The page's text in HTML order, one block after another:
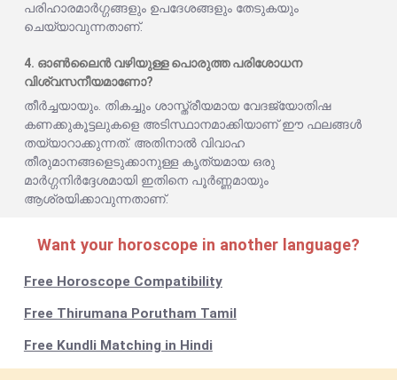
പരിഹാരമാർഗ്ഗങ്ങളും ഉപദേശങ്ങളും തേടുകയും
ചെയ്യാവുന്നതാണ്.
4. ഓൺലൈൻ വഴിയുള്ള പൊരുത്ത പരിശോധന
വിശ്വസനീയമാണോ?
തീർച്ചയായും. തികച്ചും ശാസ്ത്രീയമായ വേദജ്യോതിഷ
കണക്കുകൂട്ടലുകളെ അടിസ്ഥാനമാക്കിയാണ് ഈ ഫലങ്ങൾ
തയ്യാറാക്കുന്നത്. അതിനാൽ വിവാഹ
തീരുമാനങ്ങളെടുക്കാനുള്ള കൃത്യമായ ഒരു
മാർഗ്ഗനിർദ്ദേശമായി ഇതിനെ പൂർണ്ണമായും
ആശ്രയിക്കാവുന്നതാണ്.
Want your horoscope in another language?
Free Horoscope Compatibility
Free Thirumana Porutham Tamil
Free Kundli Matching in Hindi